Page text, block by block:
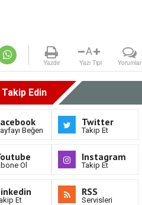
Yazdır
A
Yazı Tipi Yorumlar
Edin
Beğen
Twitter
Takip Et
Ol
Instagram
Takip Et
Et
RSS
Servisleri